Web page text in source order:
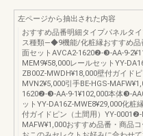
左ページから抽出された内容
おすすめ品番明細タイプパネルタ
ス種類―◆9機能/化粧縁おすすめ品
面セットAVCA2-1620❷-❸-AA-9-
MEM9¥58,000レールセットYY-
ZB00Z-MWDH¥18,000壁付ガイド
MVN2¥5,000引手BE-HGS-
1620❷-❸-AA-9-1¥102,000本体❸-
ットYY-DA16Z-MWE8¥29,000化粧
付ガイドピン（土間用）YY-0001❷-
MAFW¥1,000おすすめ品番・商品